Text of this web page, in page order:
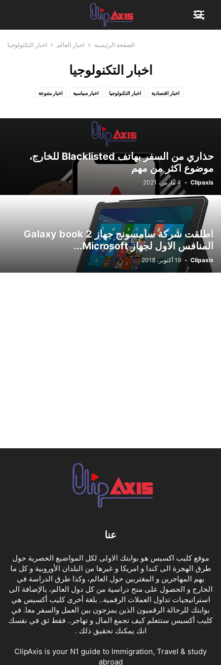
الصفحة الرئيسية اخبار العالم اخبار التكنولوجيا
اخبار التكنولوجيا
اخبار اقتصادية اخبار التكنولوجيا اخبار سياسية اخبار متنوعة
حذاري من السفر بهاتف Blacklisted للخارج،
موضوع اكثر من مهم
Clipaxis
- 4 مارس، 2021
اطلقت شركة سامسونج جهاز Galaxy book 2
المنافس الاول لجهاز Microsoft...
Clipaxis
- 19 أكتوبر، 2018
عنا
موقع كليب اكسيس هو بوابتك الاولى لكل المواضيع الحصرية حول
طرق الهجرة الى كندا و امريكا و غيرها من البلدان الأوروبية و كل ما
يهم المهاجرين و المغتربين حول العالم، وكذا طرق الدراسة في
الخارج و الحصول على منح دراسية من كل دول العالم، بالإضافة الى
استراتيجيات تداول العملات الرقمية.. بلغة أخرى كليب أكسيس هي
بوابتك للرحالة الرقميون الذين يمزجون بين العمل والسفر معا. في
كليب أكسيس ستتعلم كيف تجمع المال و تهاجر.. فقط ثق في نفسك
انك يمكنك تحقيق ذلك .
ClipAxis is your N1 guide to Immigration, Travel & study
abroad